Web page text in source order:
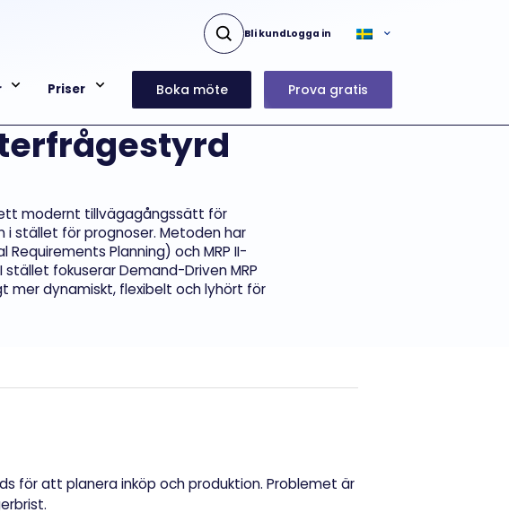
Priser Boka möte Prova gratis
Bli kundLogga in
ett modernt tillvägagångssätt för
stället för prognoser. Metoden har
Planning) och MRP II-
fokuserar Demand-Driven MRP
dynamiskt, flexibelt och lyhört för
för att planera inköp och produktion. Problemet är